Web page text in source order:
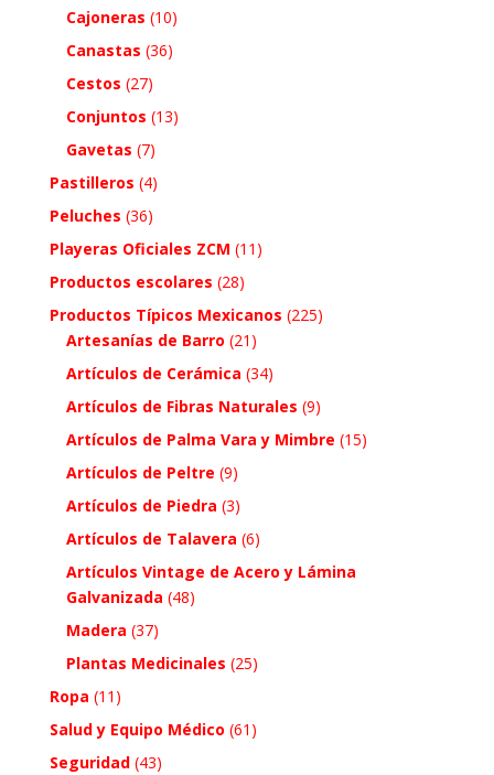
Cajoneras (10)
Canastas (36)
Cestos (27)
Conjuntos (13)
Gavetas (7)
Pastilleros (4)
Peluches (36)
Playeras Oficiales ZCM (11)
Productos escolares (28)
Productos Típicos Mexicanos (225)
Artesanías de Barro (21)
Artículos de Cerámica (34)
Artículos de Fibras Naturales (9)
Artículos de Palma Vara y Mimbre (15)
Artículos de Peltre (9)
Artículos de Piedra (3)
Artículos de Talavera (6)
Artículos Vintage de Acero y Lámina
Galvanizada (48)
Madera (37)
Plantas Medicinales (25)
Ropa (11)
Salud y Equipo Médico (61)
Seguridad (43)